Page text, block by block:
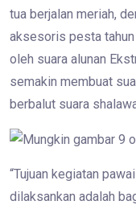
tua berjalan meriah,
aksesoris pesta
oleh suara alunan
semakin membuat
berbalut suara
“Tujuan kegiatan
dilaksankan adalah